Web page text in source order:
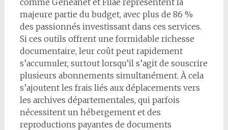
majeure partie du budget, avec plus de 86 %
des passionnés investissant dans ces services.
Si ces outils offrent une formidable richesse
documentaire, leur coût peut rapidement
s’accumuler, surtout lorsqu’il s’agit de souscrire
plusieurs abonnements simultanément. À cela
s’ajoutent les frais liés aux déplacements vers
les archives départementales, qui parfois
nécessitent un hébergement et des
reproductions payantes de documents